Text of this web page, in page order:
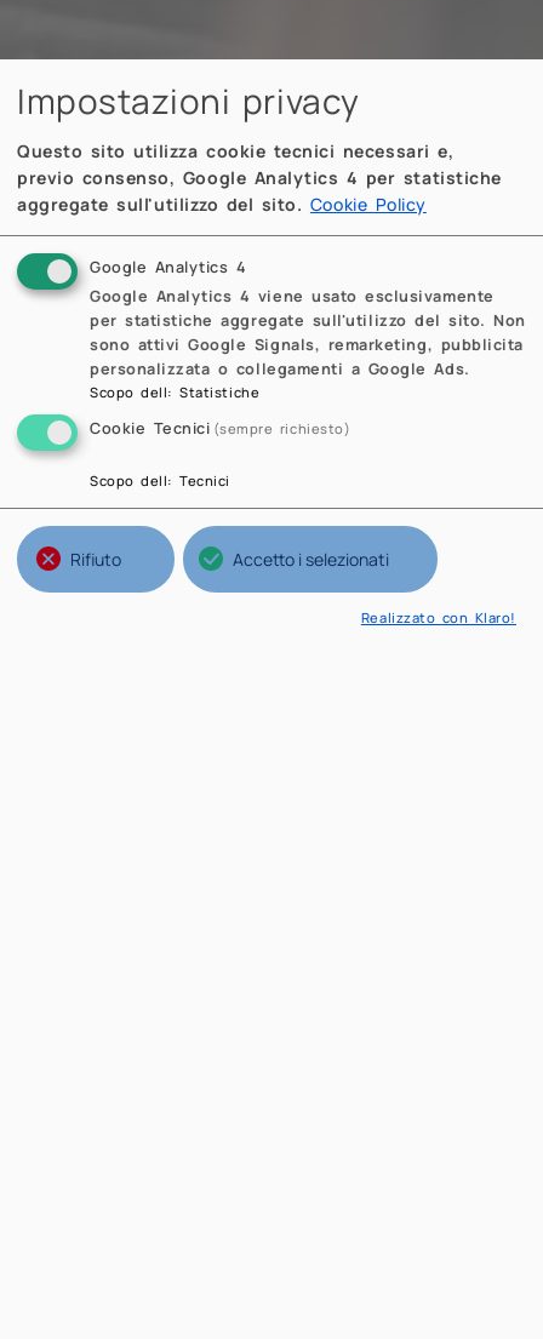
Impostazioni privacy
Questo sito utilizza cookie tecnici necessari e,
previo consenso, Google Analytics 4 per statistiche
aggregate sull'utilizzo del sito. Cookie Policy
Google Analytics 4
Google Analytics 4 viene usato esclusivamente
per statistiche aggregate sull'utilizzo del sito. Non
sono attivi Google Signals, remarketing, pubblicita
personalizzata o collegamenti a Google Ads.
Scopo dell:Statistiche
Cookie Tecnici (sempre richiesto)
Scopo dell:Tecnici
Rifiuto Accetto i selezionati
Realizzato con Klaro!